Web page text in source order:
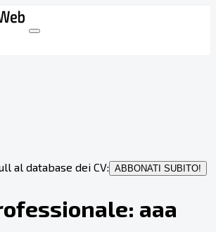
al database dei CV: ABBONATI SUBITO!
aaa